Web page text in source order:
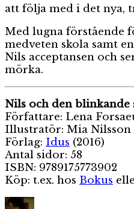
att följa med i det nya,
Med lugna förstående
medveten skola samt
Nils acceptansen och
mörka.
Nils och den blinkande
Författare: Lena
Illustratör: Mia Nilsson
Förlag: Idus (2016)
Antal sidor: 58
ISBN: 9789175773902
Köp: t.ex. hos Bokus
Författare